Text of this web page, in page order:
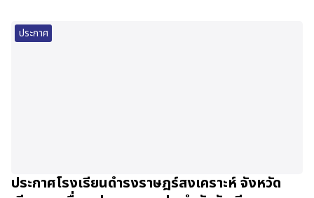
ประกาศ
ประกาศโรงเรียนดำรงราษฎร์สงเคราะห์ จังหวัด